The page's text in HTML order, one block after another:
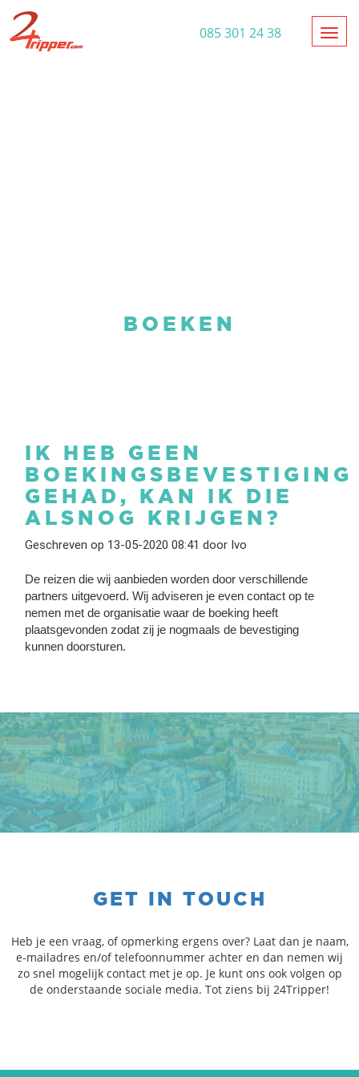
085 301 24 38
BOEKEN
IK HEB GEEN
BOEKINGSBEVESTIGING
GEHAD, KAN IK DIE
ALSNOG KRIJGEN?
Geschreven op 13-05-2020 08:41 door Ivo
De reizen die wij aanbieden worden door verschillende
partners uitgevoerd. Wij adviseren je even contact op te
nemen met de organisatie waar de boeking heeft
plaatsgevonden zodat zij je nogmaals de bevestiging
kunnen doorsturen.
GET IN TOUCH
Heb je een vraag, of opmerking ergens over? Laat dan je naam,
e-mailadres en/of telefoonnummer achter en dan nemen wij
zo snel mogelijk contact met je op. Je kunt ons ook volgen op
de onderstaande sociale media. Tot ziens bij 24Tripper!